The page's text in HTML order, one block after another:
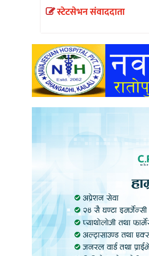
अन्तराष्ट्रिय
अन्तर्वार्ता
खेलकुद
स्टेटसेभन संवाददाता